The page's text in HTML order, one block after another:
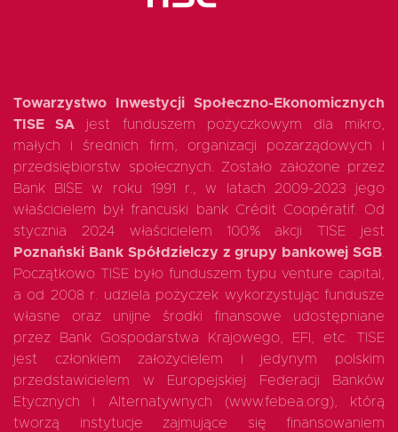
Towarzystwo Inwestycji Społeczno-Ekonomicznych
TISE SA jest funduszem pożyczkowym dla mikro,
małych i średnich firm, organizacji pozarządowych i
przedsiębiorstw społecznych. Zostało założone przez
Bank BISE w roku 1991 r., w latach 2009-2023 jego
właścicielem był francuski bank Crédit Coopératif. Od
stycznia 2024 właścicielem 100% akcji TISE jest
Poznański Bank Spółdzielczy z grupy bankowej SGB.
Początkowo TISE było funduszem typu venture capital,
a od 2008 r. udziela pożyczek wykorzystując fundusze
własne oraz unijne środki finansowe udostępniane
przez Bank Gospodarstwa Krajowego, EFI, etc. TISE
jest członkiem założycielem i jedynym polskim
przedstawicielem w Europejskiej Federacji Banków
Etycznych i Alternatywnych (www.febea.org), którą
tworzą instytucje zajmujące się finansowaniem